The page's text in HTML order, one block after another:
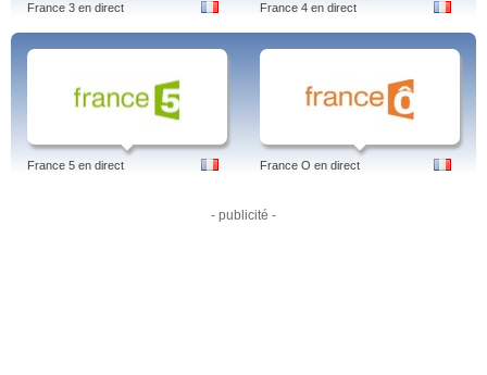
France 3 en direct France 4 en direct
France 5 en direct France O en direct
- publicité -